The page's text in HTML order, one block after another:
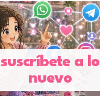
suscríbete a lo
nuevo